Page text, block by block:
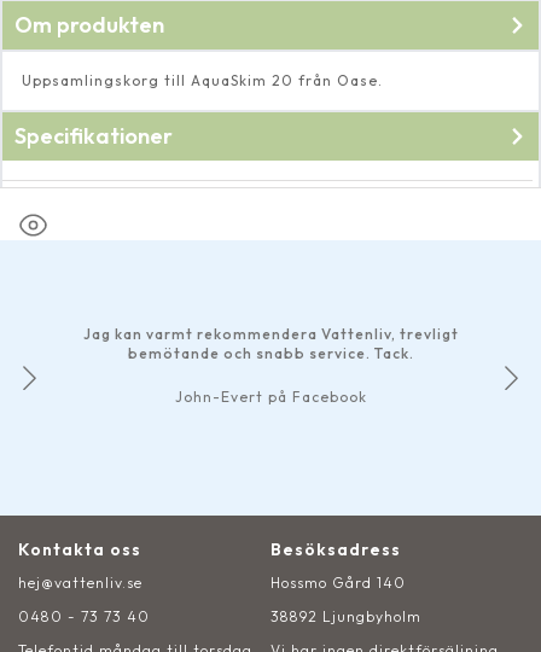
Om produkten
Uppsamlingskorg till AquaSkim 20 från Oase.
Specifikationer
Jag kan varmt rekommendera Vattenliv, trevligt
bemötande och snabb service. Tack.
John-Evert på Facebook
Kontakta oss
hej@vattenliv.se
0480 - 73 73 40
Besöksadress
Hossmo Gård 140
38892 Ljungbyholm